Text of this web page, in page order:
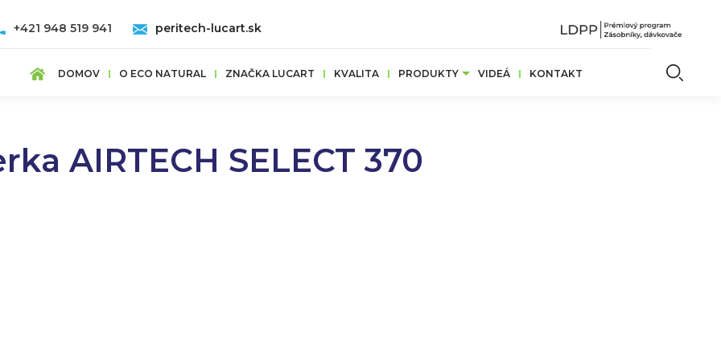
DOMOV O ECO NATURAL ZNAČKA LUCART KVALITA PRODUKTY VIDEÁ KONTAKT
+421 948 519 941 peritech-lucart.sk
AIRTECH SELECT 370